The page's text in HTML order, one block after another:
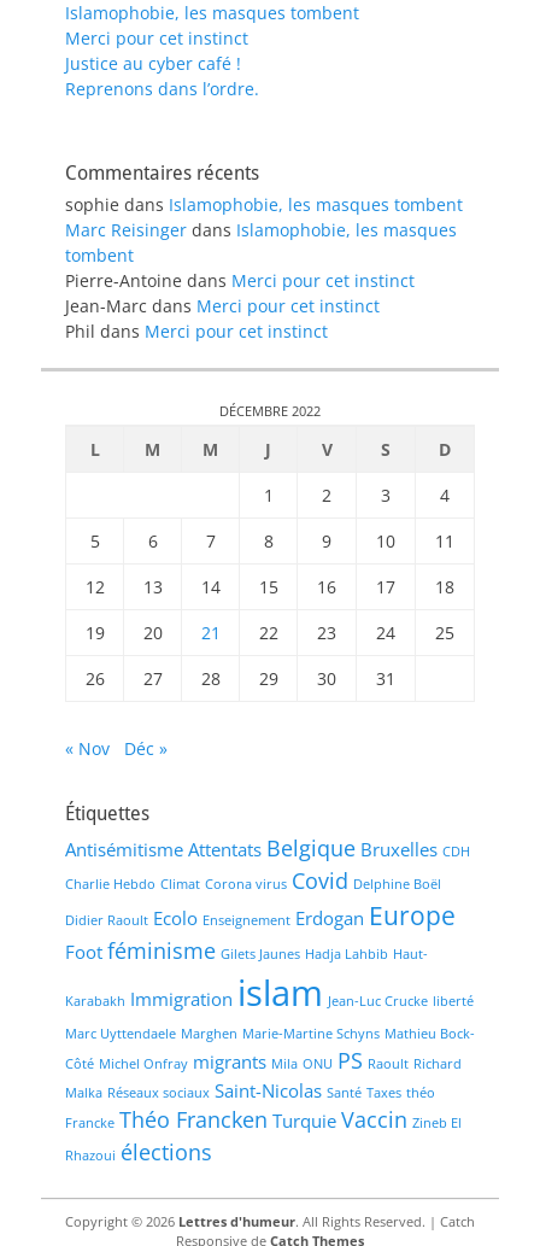
Islamophobie, les masques tombent
Merci pour cet instinct
Justice au cyber café !
Reprenons dans l’ordre.
Commentaires récents
sophie dans Islamophobie, les masques tombent
Marc Reisinger dans Islamophobie, les masques
tombent
Pierre-Antoine dans Merci pour cet instinct
Jean-Marc dans Merci pour cet instinct
Phil dans Merci pour cet instinct
DÉCEMBRE 2022
L M M J V S
D
1
2 3
4
5
6 7 8 9 10
11
12
13 14 15 16 17
18
19
20 21 22 23 24
25
26
27 28 29 30 31
« Nov Déc »
Étiquettes
Antisémitisme Attentats Belgique Bruxelles CDH
Charlie Hebdo Climat Corona virus Covid Delphine Boël
Didier Raoult Ecolo Enseignement Erdogan Europe
Foot féminisme Gilets Jaunes Hadja Lahbib Haut-
Karabakh Immigration islam Jean-Luc Crucke liberté
Marc Uyttendaele Marghen Marie-Martine Schyns Mathieu Bock-
Côté Michel Onfray migrants Mila ONU PS Raoult Richard
Malka Réseaux sociaux Saint-Nicolas Santé Taxes théo
Francke Théo Francken Turquie Vaccin Zineb El
Rhazoui élections
Copyright © 2026 Lettres d'humeur. All Rights Reserved. | Catch
Responsive de Catch Themes